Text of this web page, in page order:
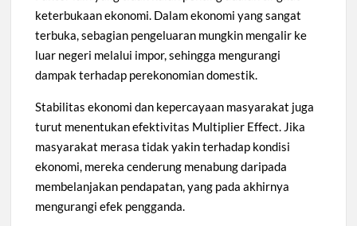
keterbukaan ekonomi. Dalam ekonomi yang sangat
terbuka, sebagian pengeluaran mungkin mengalir ke
luar negeri melalui impor, sehingga mengurangi
dampak terhadap perekonomian domestik.
Stabilitas ekonomi dan kepercayaan masyarakat juga
turut menentukan efektivitas Multiplier Effect. Jika
masyarakat merasa tidak yakin terhadap kondisi
ekonomi, mereka cenderung menabung daripada
membelanjakan pendapatan, yang pada akhirnya
mengurangi efek pengganda.